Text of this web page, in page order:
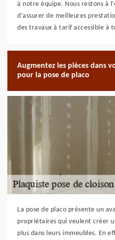
à notre équipe. Nous restons à
d’assurer de meilleures
des travaux à tarif accessible à
Augmentez les pièces dans
pour la pose de placo
La pose de placo présente un
propriétaires qui veulent créer
plus dans leurs immeubles. En